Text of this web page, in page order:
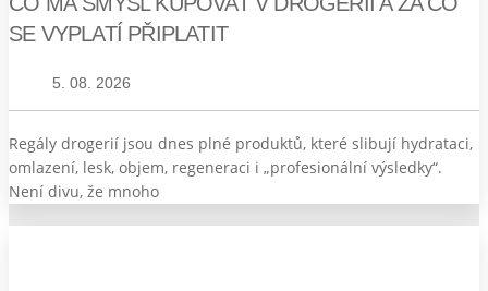
SE VYPLATÍ PŘIPLATIT
5. 08. 2026
Regály drogerií jsou dnes plné produktů, které slibují hydrataci,
omlazení, lesk, objem, regeneraci i „profesionální výsledky“.
Není divu, že mnoho